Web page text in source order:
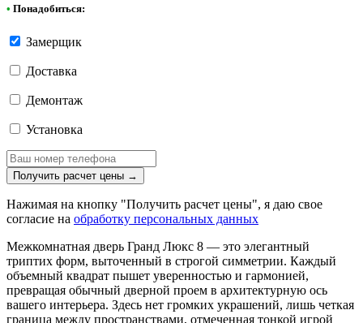
• Понадобиться:
Замерщик
Доставка
Демонтаж
Установка
Получить расчет цены →
Нажимая на кнопку "Получить расчет цены", я даю свое
согласие на обработку персональных данных
Межкомнатная дверь Гранд Люкс 8 — это элегантный
триптих форм, выточенный в строгой симметрии. Каждый
объемный квадрат пышет уверенностью и гармонией,
превращая обычный дверной проем в архитектурную ось
вашего интерьера. Здесь нет громких украшений, лишь четкая
граница между пространствами, отмеченная тонкой игрой